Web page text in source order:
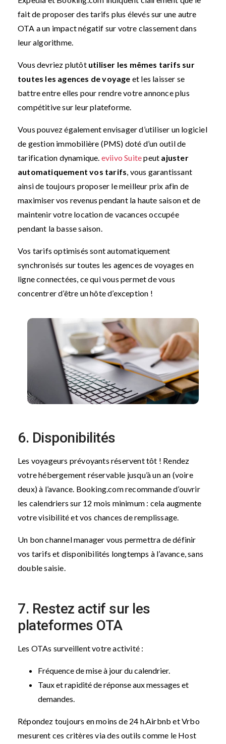
fait de proposer des tarifs plus élevés sur une autre
OTA a un impact négatif sur votre classement dans
leur algorithme.
Vous devriez plutôt utiliser les mêmes tarifs sur
toutes les agences de voyage et les laisser se
battre entre elles pour rendre votre annonce plus
compétitive sur leur plateforme.
Vous pouvez également envisager d’utiliser un logiciel
de gestion immobilière (PMS) doté d’un outil de
tarification dynamique. eviivo Suitepeut ajuster
automatiquement vos tarifs, vous garantissant
ainsi de toujours proposer le meilleur prix afin de
maximiser vos revenus pendant la haute saison et de
maintenir votre location de vacances occupée
pendant la basse saison.
Vos tarifs optimisés sont automatiquement
synchronisés sur toutes les agences de voyages en
ligne connectées, ce qui vous permet de vous
concentrer d’être un hôte d’exception !
6. Disponibilités
Les voyageurs prévoyants réservent tôt ! Rendez
votre hébergement réservable jusqu’à un an (voire
deux) à l’avance. Booking.com recommande d’ouvrir
les calendriers sur 12 mois minimum : cela augmente
votre visibilité et vos chances de remplissage.
Un bon channel manager vous permettra de définir
vos tarifs et disponibilités longtemps à l’avance, sans
double saisie.
7. Restez actif sur les
plateformes OTA
Les OTAs surveillent votre activité :
Fréquence de mise à jour du calendrier.
Taux et rapidité de réponse aux messages et
demandes.
Répondez toujours en moins de 24 h.Airbnb et Vrbo
mesurent ces critères via des outils comme le Host